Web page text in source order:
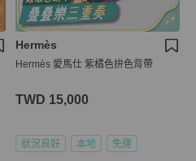
Hermès
Hermès 愛馬仕 紫橘色拚色背帶
TWD 15,000
狀況良好 本地 免運